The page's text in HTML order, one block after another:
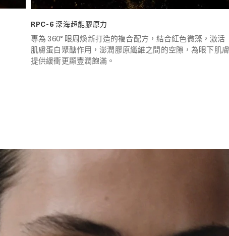
RPC-6 深海超能膠原力
專為 360° 眼周煥新打造的複合配方，結合紅色微藻，激活
肌膚蛋白聚醣作用，澎潤膠原纖維之間的空隙，為眼下肌膚
提供緩衝更顯豐潤飽滿。